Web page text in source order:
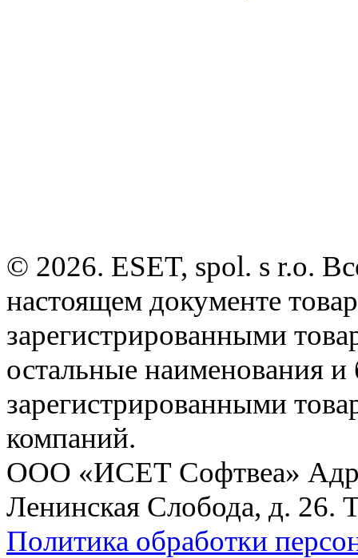
© 2026. ESET, spol. s r.o.
настоящем документе
зарегистрированными
остальные наименования
зарегистрированными
компаний.
ООО «ИСЕТ Софтвеа»
Ленинская Слобода, д. 26.
Политика обработки